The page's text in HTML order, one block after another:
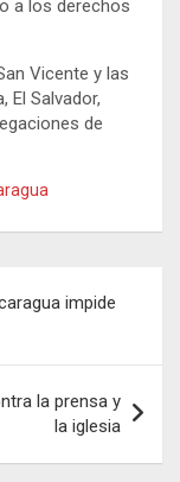
a los derechos
Vicente y las
El Salvador,
de
impide
la prensa y
la iglesia